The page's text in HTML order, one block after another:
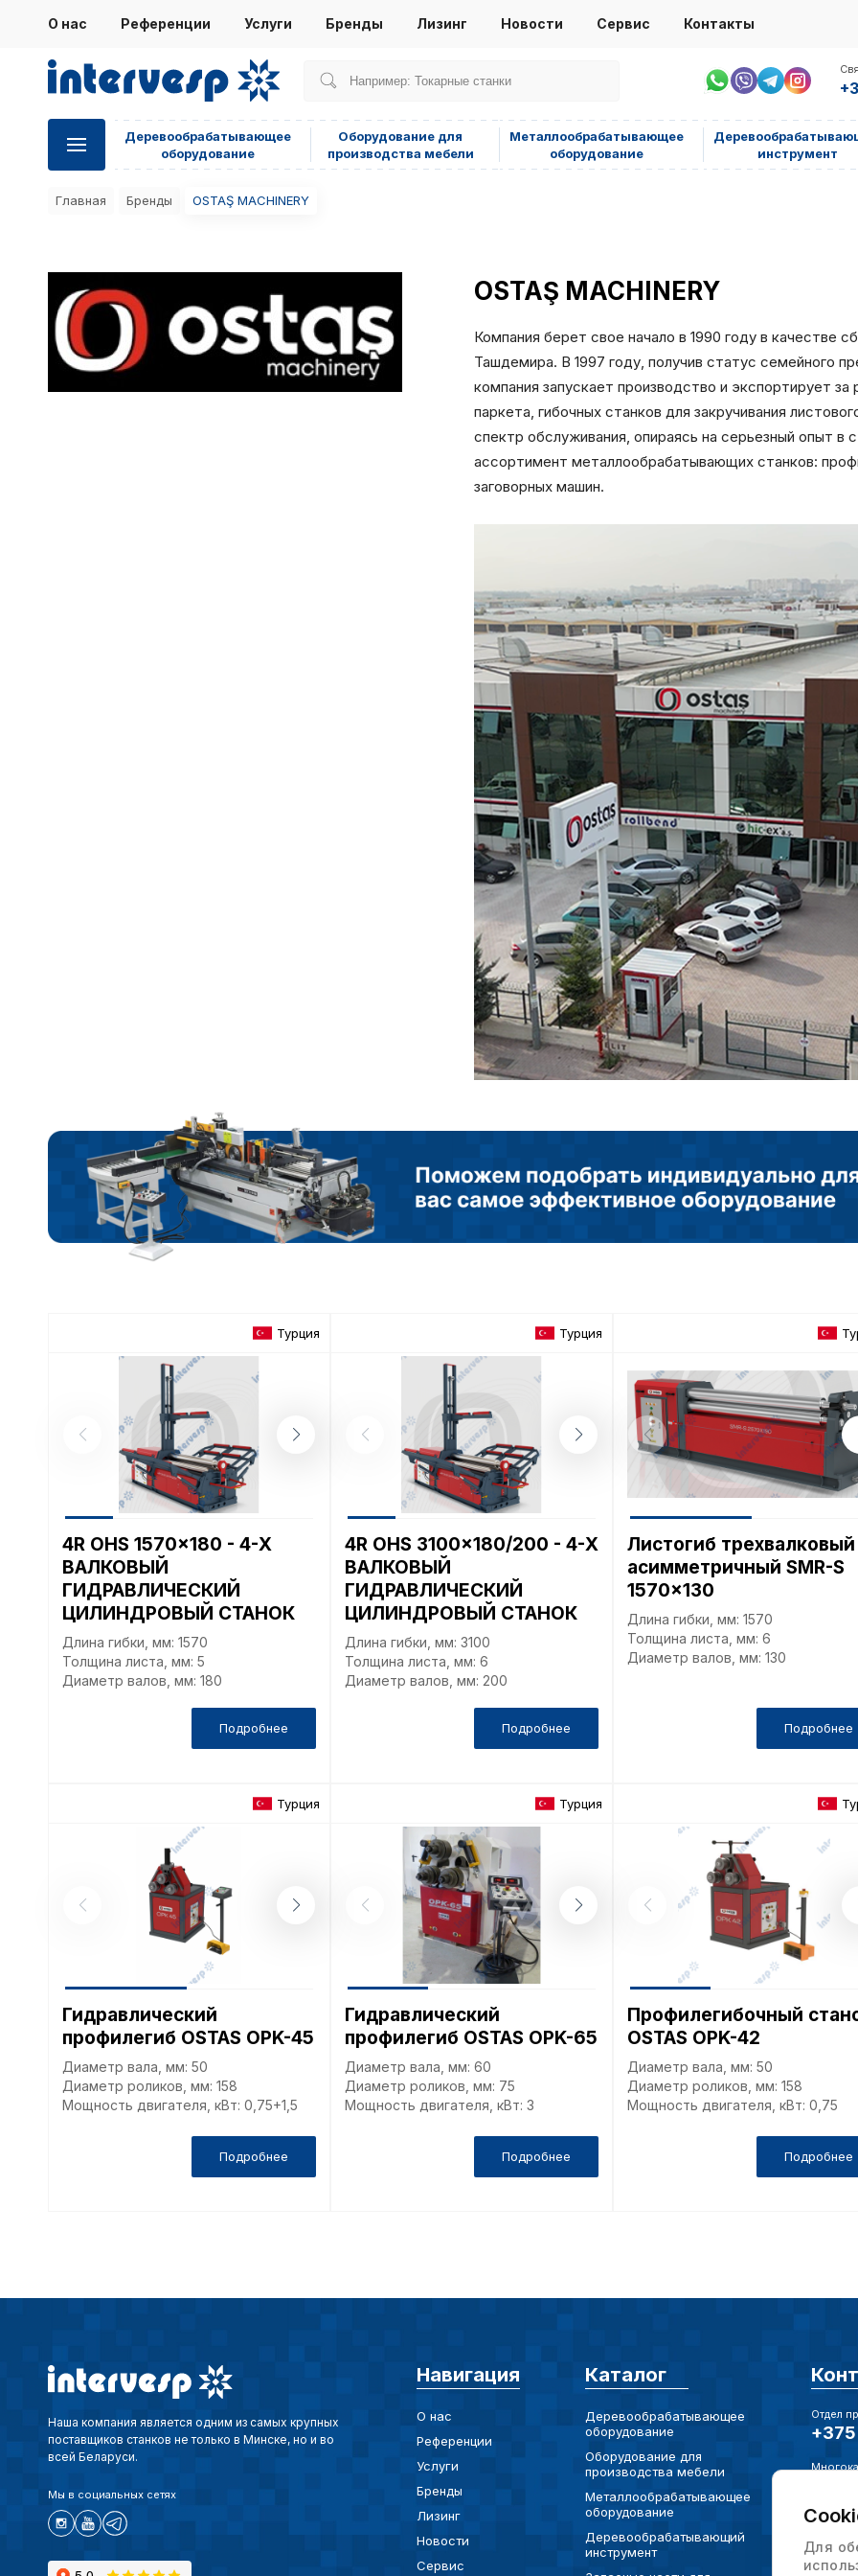
О нас Референции Услуги Бренды Лизинг Новости Сервис Контакты
Деревообрабатывающее
оборудование
Оборудование для
производства мебели
Металлообрабатывающее
оборудование
инструмент
Главная Бренды OSTAŞ MACHINERY
OSTAŞ MACHINERY
Компания берет свое начало в 1990 году в качестве
Ташдемира. В 1997 году, получив статус семейного
компания запускает производство и экспортирует
паркета, гибочных станков для закручивания
спектр обслуживания, опираясь на серьезный опыт в
ассортимент металлообрабатывающих станков:
заговорных машин.
Турция
4R OHS 1570x180 - 4-Х
ВАЛКОВЫЙ
ГИДРАВЛИЧЕСКИЙ
ЦИЛИНДРОВЫЙ СТАНОК
Длина гибки, мм: 1570
Толщина листа, мм: 5
Диаметр валов, мм: 180
Подробнее
Турция
4R OHS 3100x180/200 - 4-Х
ВАЛКОВЫЙ
ГИДРАВЛИЧЕСКИЙ
ЦИЛИНДРОВЫЙ СТАНОК
Длина гибки, мм: 3100
Толщина листа, мм: 6
Диаметр валов, мм: 200
Подробнее
Листогиб трехвалковый
асимметричный SMR-S
1570x130
Длина гибки, мм: 1570
Толщина листа, мм: 6
Диаметр валов, мм: 130
Подробнее
Турция
Гидравлический
профилегиб OSTAS OPK-45
Диаметр вала, мм: 50
Диаметр роликов, мм: 158
Мощность двигателя, кВт: 0,75+1,5
Подробнее
Турция
Гидравлический
профилегиб OSTAS OPK-65
Диаметр вала, мм: 60
Диаметр роликов, мм: 75
Мощность двигателя, кВт: 3
Подробнее
Профилегибочный
OSTAS OPK-42
Диаметр вала, мм: 50
Диаметр роликов, мм: 158
Мощность двигателя, кВт: 0,75
Подробнее
Наша компания является одним из самых крупных
поставщиков станков не только в Минске, но и во
всей Беларуси.
Мы в социальных сетях
Навигация
О нас
Референции
Услуги
Бренды
Лизинг
Новости
Сервис
Каталог
Деревообрабатывающее
оборудование
Оборудование для
производства мебели
Металлообрабатывающее
оборудование
Деревообрабатывающий
инструмент
Отдел
Юр.
Для
Настройте
Вы можете
в нижней или
,
страницы
Сохранить